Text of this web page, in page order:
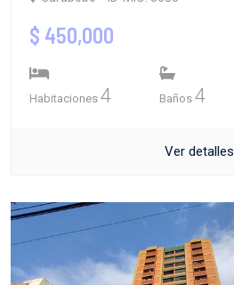
$ 450,000
Habitaciones 4 Baños 4
Ver detalles